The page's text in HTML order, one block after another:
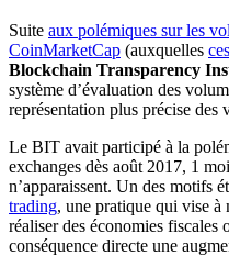
Suite aux polémiques sur les
CoinMarketCap (auxquelles
Blockchain Transparency
système d’évaluation des
représentation plus précise des
Le BIT avait participé à la
exchanges dès août 2017, 1
n’apparaissent. Un des motifs
trading, une pratique qui vise à
réaliser des économies fiscales
conséquence directe une